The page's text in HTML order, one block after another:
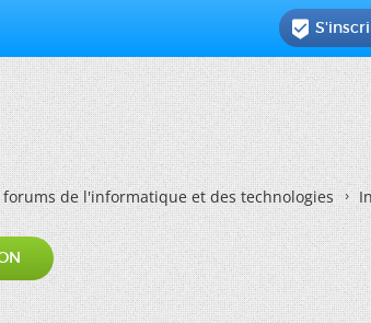

forums de l'informatique et des technologies